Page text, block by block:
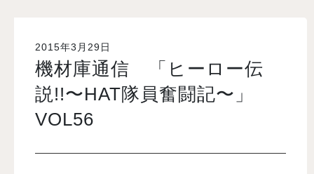
就職・デビュー
入試案内
2015年3月29日
機材庫通信 「ヒーロー伝
説!!〜HAT隊員奮闘記〜」
VOL56